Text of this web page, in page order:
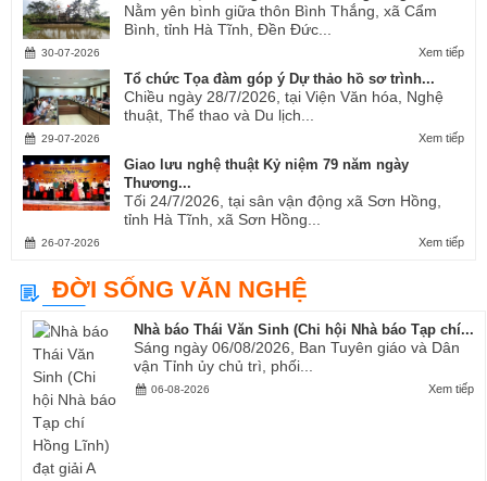
Nằm yên bình giữa thôn Bình Thắng, xã Cẩm
Bình, tỉnh Hà Tĩnh, Đền Đức...
Xem tiếp
30-07-2026
Tổ chức Tọa đàm góp ý Dự thảo hồ sơ trình...
Chiều ngày 28/7/2026, tại Viện Văn hóa, Nghệ
thuật, Thể thao và Du lịch...
Xem tiếp
29-07-2026
Giao lưu nghệ thuật Kỷ niệm 79 năm ngày
Thương...
Tối 24/7/2026, tại sân vận động xã Sơn Hồng,
tỉnh Hà Tĩnh, xã Sơn Hồng...
Xem tiếp
26-07-2026
ĐỜI SỐNG VĂN NGHỆ
Nhà báo Thái Văn Sinh (Chi hội Nhà báo Tạp chí...
Sáng ngày 06/08/2026, Ban Tuyên giáo và Dân
vận Tỉnh ủy chủ trì, phối...
Xem tiếp
06-08-2026